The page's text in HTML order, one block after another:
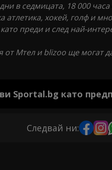
в седмицата, 18 000
атлетика, хокей, голф и
преди и след най-
от Мтел и blizoo ще могат
Sportal.bg като
Следвай ни: